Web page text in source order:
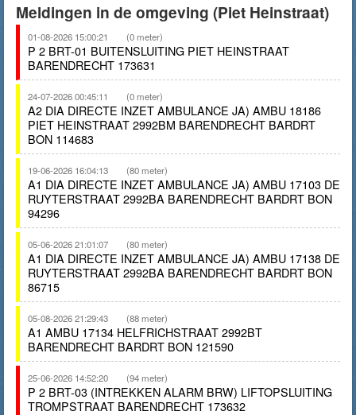
Meldingen in de omgeving (Piet Heinstraat)
01-08-2026 15:00:21 (0 meter)
P 2 BRT-01 BUITENSLUITING PIET HEINSTRAAT
BARENDRECHT 173631
24-07-2026 00:45:11 (0 meter)
A2 DIA DIRECTE INZET AMBULANCE JA) AMBU 18186
PIET HEINSTRAAT 2992BM BARENDRECHT BARDRT
BON 114683
19-06-2026 16:04:13 (80 meter)
A1 DIA DIRECTE INZET AMBULANCE JA) AMBU 17103 DE
RUYTERSTRAAT 2992BA BARENDRECHT BARDRT BON
94296
05-06-2026 21:01:07 (80 meter)
A1 DIA DIRECTE INZET AMBULANCE JA) AMBU 17138 DE
RUYTERSTRAAT 2992BA BARENDRECHT BARDRT BON
86715
05-08-2026 21:29:43 (88 meter)
A1 AMBU 17134 HELFRICHSTRAAT 2992BT
BARENDRECHT BARDRT BON 121590
25-06-2026 14:52:20 (94 meter)
P 2 BRT-03 (INTREKKEN ALARM BRW) LIFTOPSLUITING
TROMPSTRAAT BARENDRECHT 173632